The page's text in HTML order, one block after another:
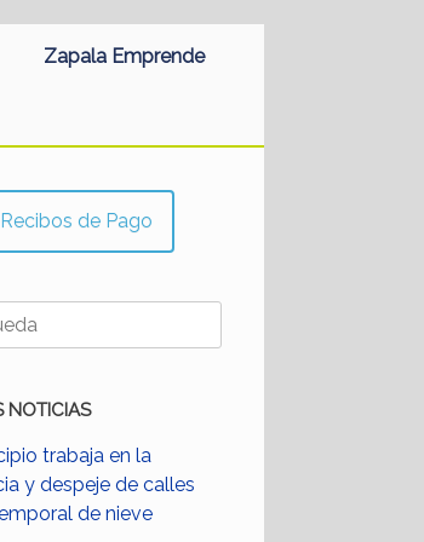
Zapala Emprende
Recibos de Pago
NOTICIAS
trabaja en la
y despeje de calles
de nieve